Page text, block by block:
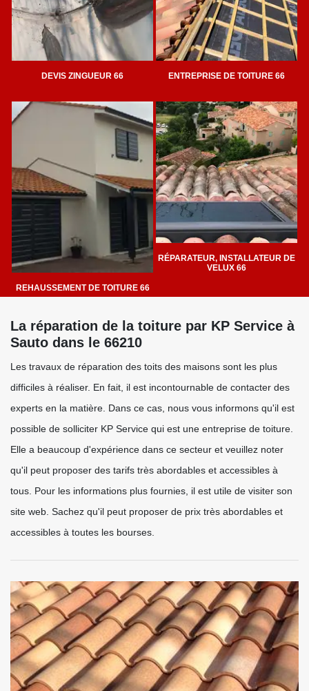
DEVIS ZINGUEUR 66 ENTREPRISE DE TOITURE 66
REHAUSSEMENT DE TOITURE 66
RÉPARATEUR, INSTALLATEUR DE
VELUX 66
La réparation de la toiture par KP Service à
Sauto dans le 66210
Les travaux de réparation des toits des maisons sont les plus
difficiles à réaliser. En fait, il est incontournable de contacter des
experts en la matière. Dans ce cas, nous vous informons qu'il est
possible de solliciter KP Service qui est une entreprise de toiture.
Elle a beaucoup d'expérience dans ce secteur et veuillez noter
qu'il peut proposer des tarifs très abordables et accessibles à
tous. Pour les informations plus fournies, il est utile de visiter son
site web. Sachez qu'il peut proposer de prix très abordables et
accessibles à toutes les bourses.